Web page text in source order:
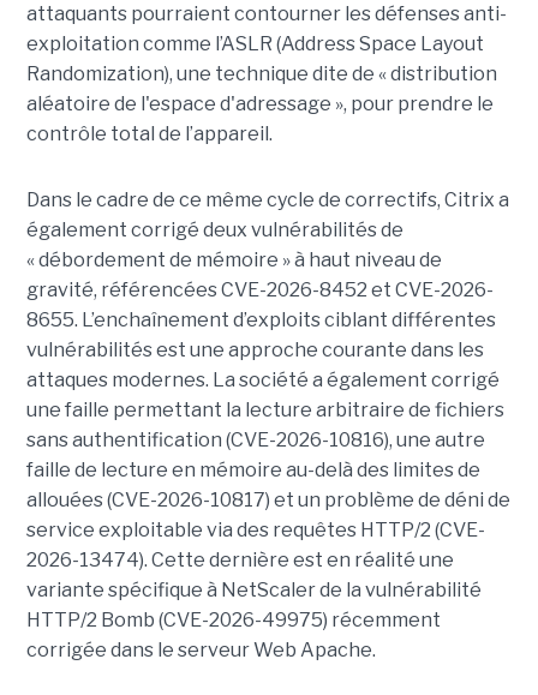
attaquants pourraient contourner les défenses anti-
exploitation comme l’ASLR (Address Space Layout
Randomization), une technique dite de « distribution
aléatoire de l'espace d'adressage », pour prendre le
contrôle total de l’appareil.
Dans le cadre de ce même cycle de correctifs, Citrix a
également corrigé deux vulnérabilités de
« débordement de mémoire » à haut niveau de
gravité, référencées CVE-2026-8452 et CVE-2026-
8655. L’enchaînement d’exploits ciblant différentes
vulnérabilités est une approche courante dans les
attaques modernes. La société a également corrigé
une faille permettant la lecture arbitraire de fichiers
sans authentification (CVE-2026-10816), une autre
faille de lecture en mémoire au-delà des limites de
allouées (CVE-2026-10817) et un problème de déni de
service exploitable via des requêtes HTTP/2 (CVE-
2026-13474). Cette dernière est en réalité une
variante spécifique à NetScaler de la vulnérabilité
HTTP/2 Bomb (CVE-2026-49975) récemment
corrigée dans le serveur Web Apache.